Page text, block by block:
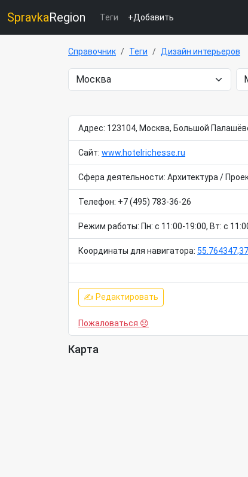
SpravkaRegion Теги +Добавить
Справочник Теги Дизайн интерьеров
Адрес: 123104, Москва, Большой
Сайт: www.hotelrichesse.ru
Сфера деятельности: Архитектура /
Телефон: +7 (495) 783-36-26
Режим работы: Пн: c 11:00-19:00, Вт: c
Координаты для навигатора:
✍ Редактировать
Пожаловаться 😞
Карта